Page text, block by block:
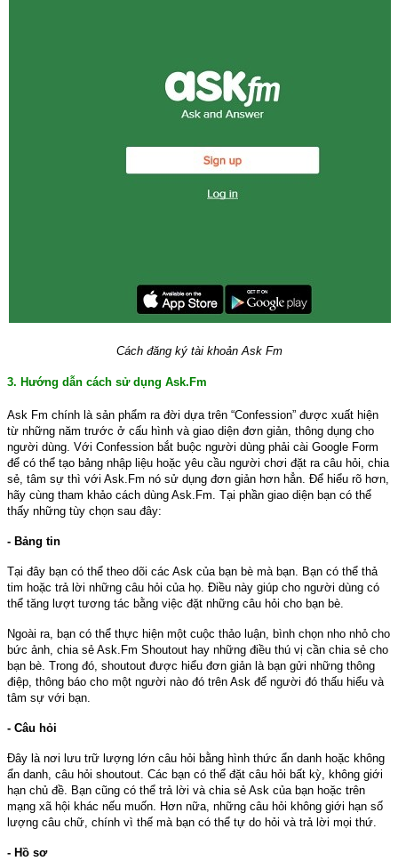
Cách đăng ký tài khoản Ask Fm
3. Hướng dẫn cách sử dụng Ask.Fm
Ask Fm chính là sản phẩm ra đời dựa trên “Confession” được xuất hiện
từ những năm trước ở cấu hình và giao diện đơn giản, thông dụng cho
người dùng. Với Confession bắt buộc người dùng phải cài Google Form
để có thể tạo bảng nhập liệu hoặc yêu cầu người chơi đặt ra câu hỏi, chia
sẻ, tâm sự thì với Ask.Fm nó sử dụng đơn giản hơn hẳn. Để hiểu rõ hơn,
hãy cùng tham khảo cách dùng Ask.Fm. Tại phần giao diện bạn có thể
thấy những tùy chọn sau đây:
- Bảng tin
Tại đây bạn có thể theo dõi các Ask của bạn bè mà bạn. Bạn có thể thả
tim hoặc trả lời những câu hỏi của họ. Điều này giúp cho người dùng có
thể tăng lượt tương tác bằng việc đặt những câu hỏi cho bạn bè.
Ngoài ra, bạn có thể thực hiện một cuộc thảo luận, bình chọn nho nhỏ cho
bức ảnh, chia sẻ Ask.Fm Shoutout hay những điều thú vị cần chia sẻ cho
bạn bè. Trong đó, shoutout được hiểu đơn giản là bạn gửi những thông
điệp, thông báo cho một người nào đó trên Ask để người đó thấu hiểu và
tâm sự với bạn.
- Câu hỏi
Đây là nơi lưu trữ lượng lớn câu hỏi bằng hình thức ẩn danh hoặc không
ẩn danh, câu hỏi shoutout. Các bạn có thể đặt câu hỏi bất kỳ, không giới
hạn chủ đề. Bạn cũng có thể trả lời và chia sẻ Ask của bạn hoặc trên
mạng xã hội khác nếu muốn. Hơn nữa, những câu hỏi không giới hạn số
lượng câu chữ, chính vì thế mà bạn có thể tự do hỏi và trả lời mọi thứ.
- Hồ sơ